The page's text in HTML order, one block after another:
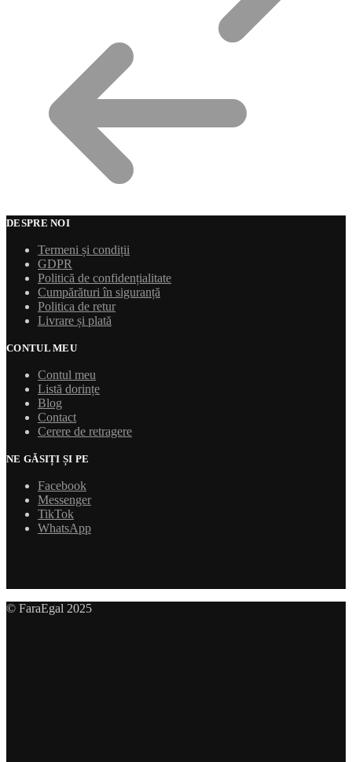
DESPRE NOI
Termeni și condiții
GDPR
Politică de confidențialitate
Cumpărături în siguranță
Politica de retur
Livrare și plată
CONTUL MEU
Contul meu
Listă dorințe
Blog
Contact
Cerere de retragere
NE GĂSIȚI ȘI PE
Facebook
Messenger
TikTok
WhatsApp
© FaraEgal 2025